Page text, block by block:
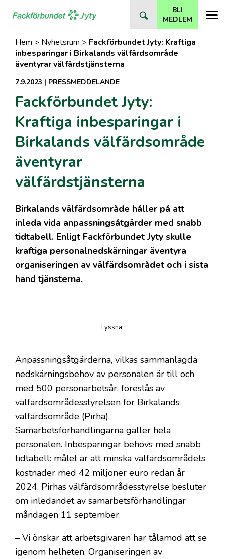
BLI
MEDLEM
Hem > Nyhetsrum > Fackförbundet Jyty: Kraftiga
inbesparingar i Birkalands välfärdsområde
äventyrar välfärdstjänsterna
7.9.2023 | PRESSMEDDELANDE
Fackförbundet Jyty:
Kraftiga inbesparingar i
Birkalands välfärdsområde
äventyrar
välfärdstjänsterna
Birkalands välfärdsområde håller på att
inleda vida anpassningsåtgärder med snabb
tidtabell. Enligt Fackförbundet Jyty skulle
kraftiga personalnedskärningar äventyra
organiseringen av välfärdsområdet och i sista
hand tjänsterna.
Lyssna:
Anpassningsåtgärderna, vilkas sammanlagda
nedskärningsbehov av personalen är till och
med 500 personarbetsår, föreslås av
välfärdsområdesstyrelsen för Birkalands
välfärdsområde (Pirha).
Samarbetsförhandlingarna gäller hela
personalen. Inbesparingar behövs med snabb
tidtabell: målet är att minska välfärdsområdets
kostnader med 42 miljoner euro redan år
2024. Pirhas välfärdsområdesstyrelse besluter
om inledandet av samarbetsförhandlingar
måndagen 11 september.
– Vi önskar att arbetsgivaren har tålamod att se
igenom helheten. Organiseringen av